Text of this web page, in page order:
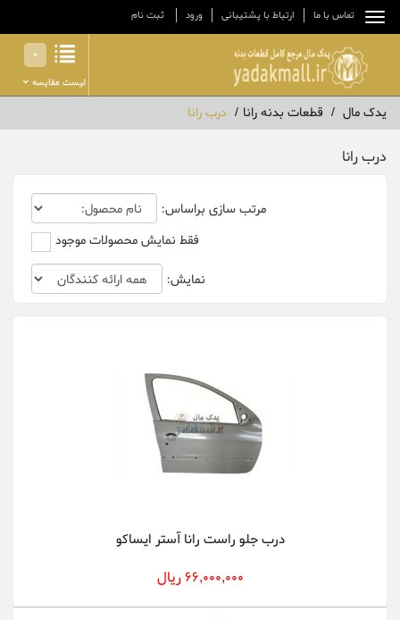
تماس با ما ارتباط با پشتیبانی ورود ثبت نام
0
لیست مقایسه
یدک مال قطعات بدنه رانا درب رانا
درب رانا
مرتب سازی براساس:
فقط نمایش محصولات موجود
نمایش:
درب جلو راست رانا آستر ایساکو
66,000,000 ریال